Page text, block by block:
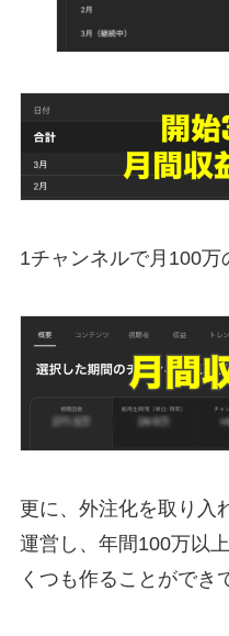
1チャンネルで月100万
更に、外注化を取り入
運営し、年間100万以
くつも作ることができ